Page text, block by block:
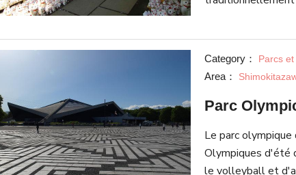
l’honneur d’un
Naotaka de
statuettes de
Category： Parcs
Area：
Parc
Le parc
Olympiques d'été
le volleyball et